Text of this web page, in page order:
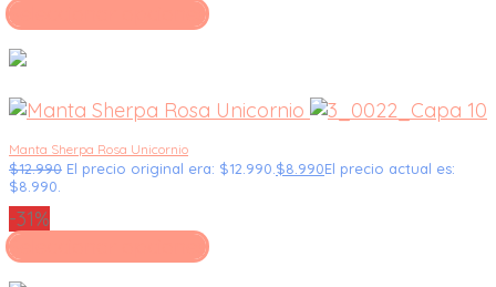
Seleccionar opciones
Manta Sherpa Rosa Unicornio
$12.990 El precio original era: $12.990. $8.990El precio actual es:
$8.990.
-31%
Seleccionar opciones